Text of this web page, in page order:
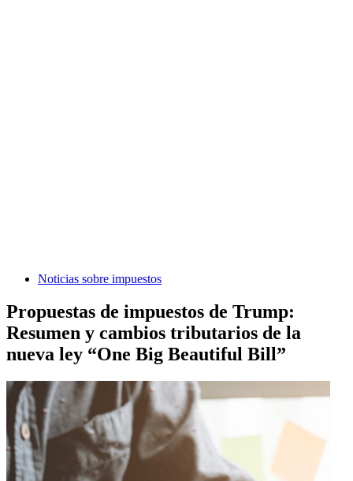
Noticias sobre impuestos
Propuestas de impuestos de Trump:
Resumen y cambios tributarios de la
nueva ley “One Big Beautiful Bill”